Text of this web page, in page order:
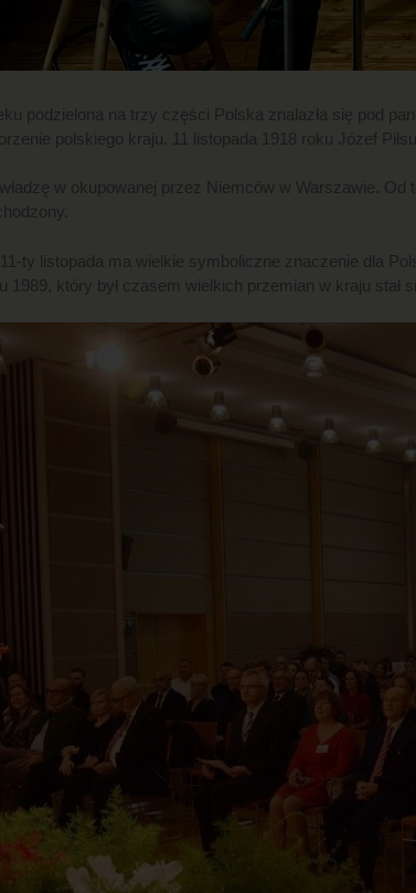
podzielona na trzy części Polska znalazła się pod
polskiego kraju. 11 listopada 1918 roku Józef
w okupowanej przez Niemców w Warszawie.
ty listopada ma wielkie symboliczne znaczenie dla
1989, który był czasem wielkich przemian w kraju